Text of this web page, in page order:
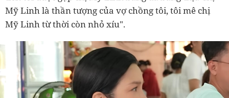
Mỹ Linh là thần tượng của vợ chồng tôi, tôi mê chị
Mỹ Linh từ thời còn nhỏ xíu".